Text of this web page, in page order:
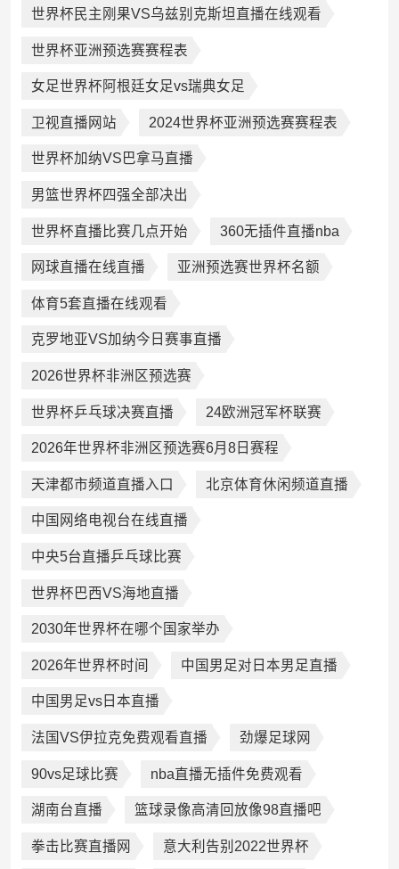
世界杯民主刚果VS乌兹别克斯坦直播在线观看
世界杯亚洲预选赛赛程表
女足世界杯阿根廷女足vs瑞典女足
卫视直播网站 2024世界杯亚洲预选赛赛程表
世界杯加纳VS巴拿马直播
男篮世界杯四强全部决出
世界杯直播比赛几点开始 360无插件直播nba
网球直播在线直播 亚洲预选赛世界杯名额
体育5套直播在线观看
克罗地亚VS加纳今日赛事直播
2026世界杯非洲区预选赛
世界杯乒乓球决赛直播 24欧洲冠军杯联赛
2026年世界杯非洲区预选赛6月8日赛程
天津都市频道直播入口 北京体育休闲频道直播
中国网络电视台在线直播
中央5台直播乒乓球比赛
世界杯巴西VS海地直播
2030年世界杯在哪个国家举办
2026年世界杯时间 中国男足对日本男足直播
中国男足vs日本直播
法国VS伊拉克免费观看直播 劲爆足球网
90vs足球比赛 nba直播无插件免费观看
湖南台直播 篮球录像高清回放像98直播吧
拳击比赛直播网 意大利告别2022世界杯